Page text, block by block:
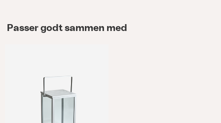
Passer godt sammen med